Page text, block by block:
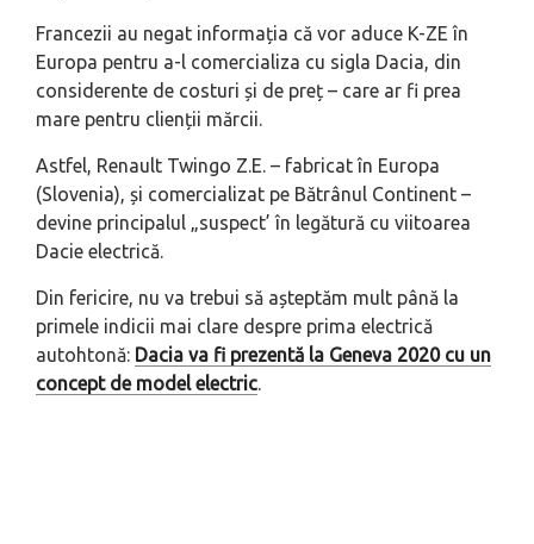
Francezii au negat informația că vor aduce K-ZE în
Europa pentru a-l comercializa cu sigla Dacia, din
considerente de costuri și de preț – care ar fi prea
mare pentru clienții mărcii.
Astfel, Renault Twingo Z.E. – fabricat în Europa
(Slovenia), și comercializat pe Bătrânul Continent –
devine principalul „suspect’ în legătură cu viitoarea
Dacie electrică.
Din fericire, nu va trebui să așteptăm mult până la
primele indicii mai clare despre prima electrică
autohtonă: Dacia va fi prezentă la Geneva 2020 cu un
concept de model electric.